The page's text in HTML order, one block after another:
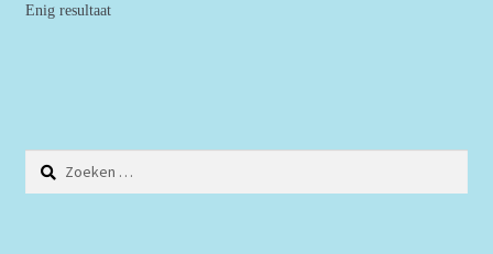
Enig resultaat
Zoeken
naar: